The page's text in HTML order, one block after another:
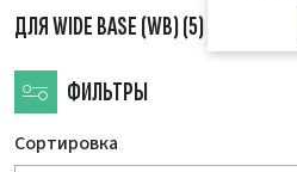
ФИЛЬТРЫ
ДЛЯ WIDE BASE (WB)(5)
Сортировка